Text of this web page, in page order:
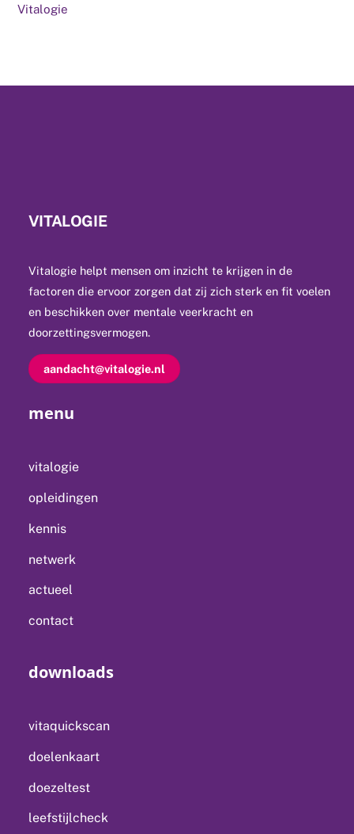
Vitalogie
VITALOGIE
Vitalogie helpt mensen om inzicht te krijgen in de
factoren die ervoor zorgen dat zij zich sterk en fit voelen
en beschikken over mentale veerkracht en
doorzettingsvermogen.
aandacht@vitalogie.nl
menu
vitalogie
opleidingen
kennis
netwerk
actueel
contact
downloads
vitaquickscan
doelenkaart
doezeltest
leefstijlcheck